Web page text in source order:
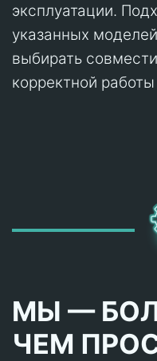
эксплуатации.
указанных
выбирать
корректной
МЫ —
ЧЕМ